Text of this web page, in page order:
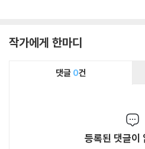
작가에게 한마디
댓글 0건
등록된 댓글이